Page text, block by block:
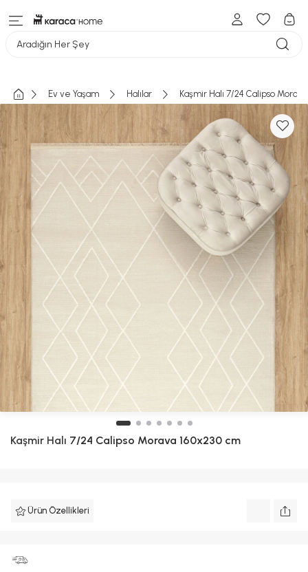
Aradığın Her Şey
Ev ve Yaşam Halılar Kaşmir Halı 7/24 Calipso
Kaşmir Halı 7/24 Calipso Morava 160x230 cm
Ürün Özellikleri